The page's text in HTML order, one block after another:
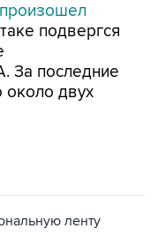
произошел
подвергся
За последние
двух
ленту